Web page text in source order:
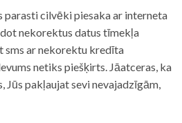
parasti cilvēki piesaka ar interneta
nekorektus datus tīmekļa
sms ar nekorektu kredīta
netiks piešķirts. Jāatceras, ka
Jūs pakļaujat sevi nevajadzīgām,